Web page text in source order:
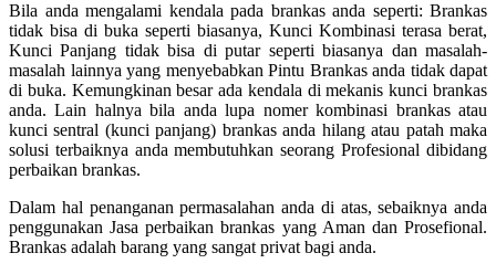
Bila anda mengalami kendala pada brankas anda seperti: Brankas
tidak bisa di buka seperti biasanya, Kunci Kombinasi terasa berat,
Kunci Panjang tidak bisa di putar seperti biasanya dan masalah-
masalah lainnya yang menyebabkan Pintu Brankas anda tidak dapat
di buka. Kemungkinan besar ada kendala di mekanis kunci brankas
anda. Lain halnya bila anda lupa nomer kombinasi brankas atau
kunci sentral (kunci panjang) brankas anda hilang atau patah maka
solusi terbaiknya anda membutuhkan seorang Profesional dibidang
perbaikan brankas.
Dalam hal penanganan permasalahan anda di atas, sebaiknya anda
penggunakan Jasa perbaikan brankas yang Aman dan Prosefional.
Brankas adalah barang yang sangat privat bagi anda.